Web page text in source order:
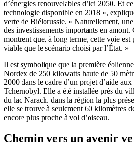
d’énergies renouvelables d’ici 2050. Et
technologie disponible en 2018 »,
verte de Biélorussie. « Naturellement,
des investissements importants en amont.
montrent que, à long terme, cette voie est
viable que le scénario choisi par l’État. »
Il est symbolique que la première
Nordex de 250 kilowatts haute de 50
2000 dans le cadre d’un projet d’aide
Tchernobyl. Elle a été installée près du
du lac Narach, dans la région la plus
elle se trouve à seulement 60 kilomètres
encore plus proche à vol d’oiseau.
Chemin vers un avenir